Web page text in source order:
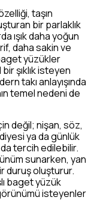
taşın
bir parlaklık
ışık daha yoğun
daha sakin ve
yüzükler
şıklık isteyen
takı anlayışında
temel nedeni de
değil; nişan, söz,
ya da günlük
da tercih edilebilir.
sunarken, yan
duruş oluşturur.
baget yüzük
isteyenler